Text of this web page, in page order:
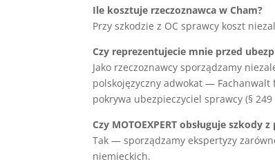
Ile kosztuje rzeczoznawca w Cham?
Przy szkodzie z OC sprawcy koszt
Czy reprezentujecie mnie przed
Jako rzeczoznawcy sporządzamy
polskojęzyczny adwokat — Fachanwalt
pokrywa ubezpieczyciel sprawcy (§ 249
Czy MOTOEXPERT obsługuje szkody
Tak — sporządzamy ekspertyzy
niemieckich.